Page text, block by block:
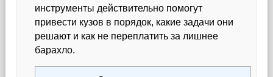
инструменты действительно помогут
привести кузов в порядок, какие задачи они
решают и как не переплатить за лишнее
барахло.